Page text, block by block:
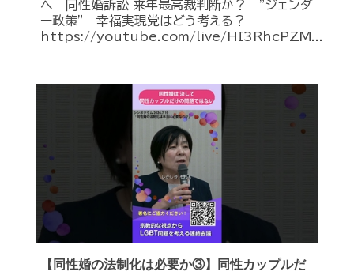
へ 同性婚訴訟 来年最高裁判断か？ ”ジェンダ
ー政策” 幸福実現党はどう考える？
https://youtube.com/live/HI3RhcPZM...
【同性婚の法制化は必要か③】同性カップルだ